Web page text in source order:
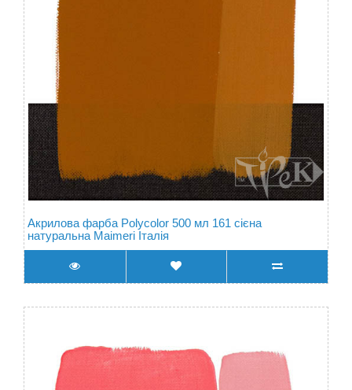
Акрилова фарба Polycolor 500 мл 161 сієна
натуральна Maimeri Італія